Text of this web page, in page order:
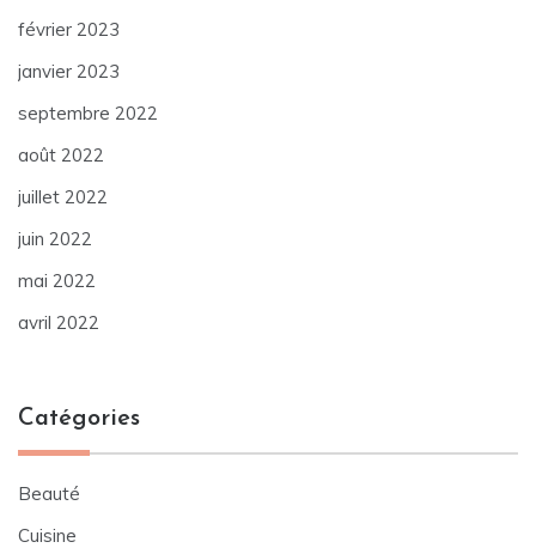
février 2023
janvier 2023
septembre 2022
août 2022
juillet 2022
juin 2022
mai 2022
avril 2022
Catégories
Beauté
Cuisine